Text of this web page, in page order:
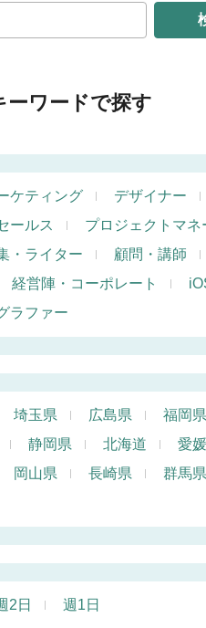
ーワードで探す
ケティング デザイナー
ールス
プロジェクトマネ
・ライター 顧問・講師
経営陣・コーポレート
ラファー
埼玉県 広島県 福岡県
静岡県 北海道 愛
岡山県 長崎県 群馬県
2日 週1日